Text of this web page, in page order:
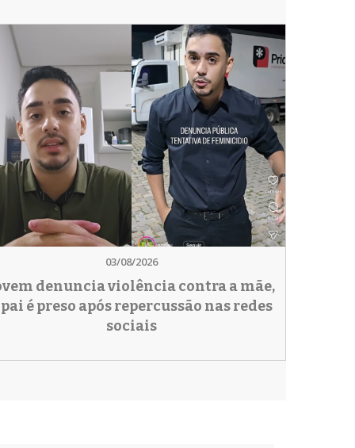
03/08/2026
denuncia violência contra a mãe,
pai é preso após repercussão nas redes
sociais